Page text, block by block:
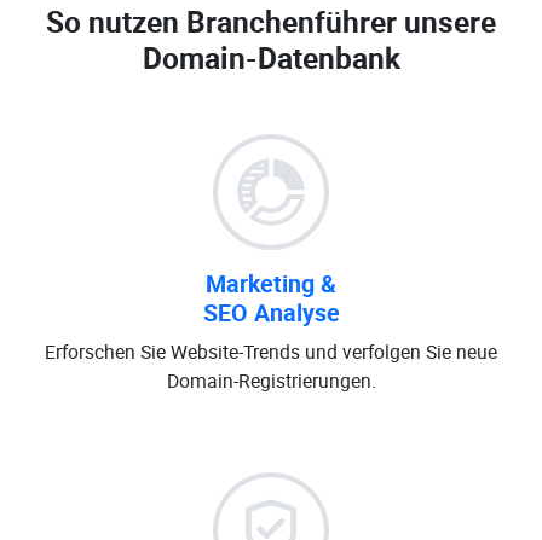
So nutzen Branchenführer unsere
Domain-Datenbank
Marketing &
SEO Analyse
Erforschen Sie Website-Trends und verfolgen Sie neue
Domain-Registrierungen.